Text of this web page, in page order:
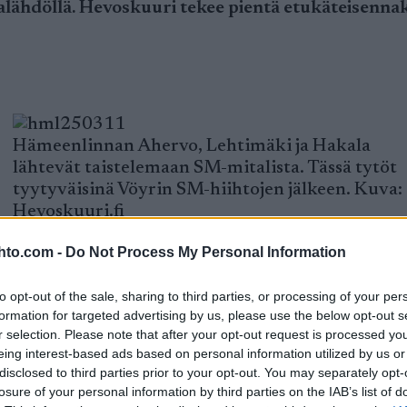
- Do Not Process My Personal Information
opt-out of the sale, sharing to third parties, or processing of your
for targeted advertising by us, please use the below opt-out
selection. Please note that after your opt-out request is processed
interest-based ads based on personal information utilized by us
to third parties prior to your opt-out. You may separately
of your personal information by third parties on the IAB’s list of
Hevoskuuri tekee pientä
Hämeenlinnan Ahervo, Lehtimäki ja Hakala
lähtevät taistelemaan SM-mitalista. Tässä tytöt
tyytyväisinä Vöyrin SM-hiihtojen jälkeen. Kuva:
Hevoskuuri.fi
lauantaina Puijolla vuorossa SM-viestit ja
suhteen. SM-viestithän ovat olleet
ehdottomista kohokohdista.
ja jännittävämpi kuin miesten viesti.
Riento ja Joutsan Pommi ovat ehkä